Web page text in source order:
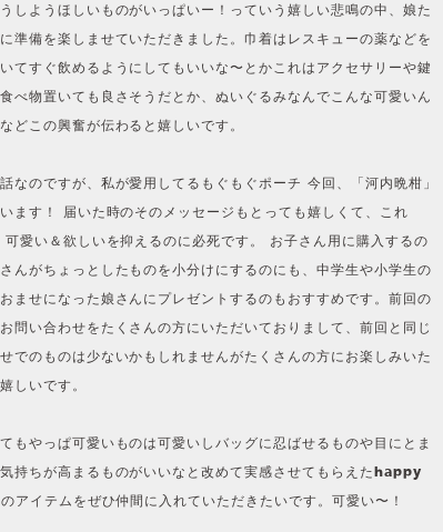
しようほしいものがいっぱいー！っていう嬉しい悲鳴の中、娘た
準備を楽しませていただきました。巾着はレスキューの薬などを
てすぐ飲めるようにしてもいいな〜とかこれはアクセサリーや鍵
べ物置いても良さそうだとか、ぬいぐるみなんでこんな可愛いん
どこの興奮が伝わると嬉しいです。
なのですが、私が愛用してるもぐもぐポーチ 今回、「河内晩柑」
ます！ 届いた時のそのメッセージもとっても嬉しくて、これ
可愛い＆欲しいを抑えるのに必死です。 お子さん用に購入するの
んがちょっとしたものを小分けにするのにも、中学生や小学生の
ませになった娘さんにプレゼントするのもおすすめです。前回の
問い合わせをたくさんの方にいただいておりまして、前回と同じ
でのものは少ないかもしれませんがたくさんの方にお楽しみいた
しいです。
もやっぱ可愛いものは可愛いしバッグに忍ばせるものや目にとま
持ちが高まるものがいいなと改めて実感させてもらえたhappy
アイテムをぜひ仲間に入れていただきたいです。可愛い〜！